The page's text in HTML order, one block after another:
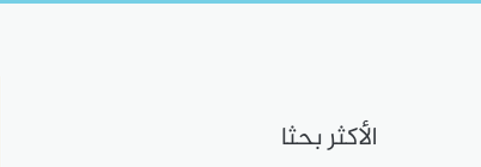
الأكثر بحثا